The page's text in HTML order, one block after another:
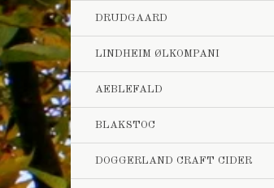
DRUDGAARD
LINDHEIM ØLKOMPANI
AEBLEFALD
BLAKSTOC
DOGGERLAND CRAFT CIDER